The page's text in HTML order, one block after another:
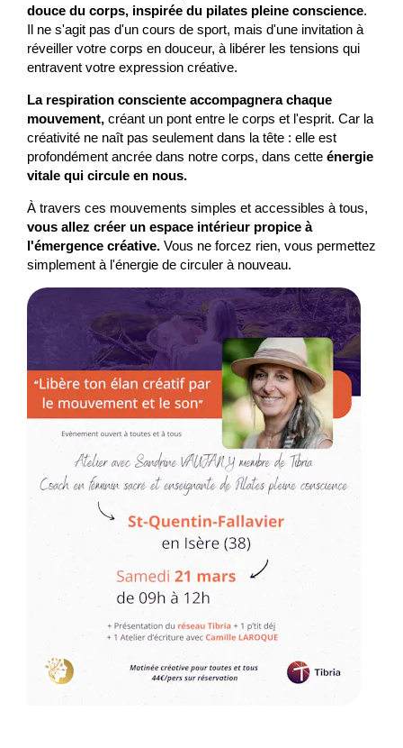
douce du corps, inspirée du pilates pleine conscience.
Il ne s'agit pas d'un cours de sport, mais d'une invitation à
réveiller votre corps en douceur, à libérer les tensions qui
entravent votre expression créative.
La respiration consciente accompagnera chaque
mouvement,créant un pont entre le corps et l'esprit. Car la
créativité ne naît pas seulement dans la tête : elle est
profondément ancrée dans notre corps, dans cette énergie
vitale qui circule en nous.
À travers ces mouvements simples et accessibles à tous,
vous allez créer un espace intérieur propice à
l'émergence créative.Vous ne forcez rien, vous permettez
simplement à l'énergie de circuler à nouveau.